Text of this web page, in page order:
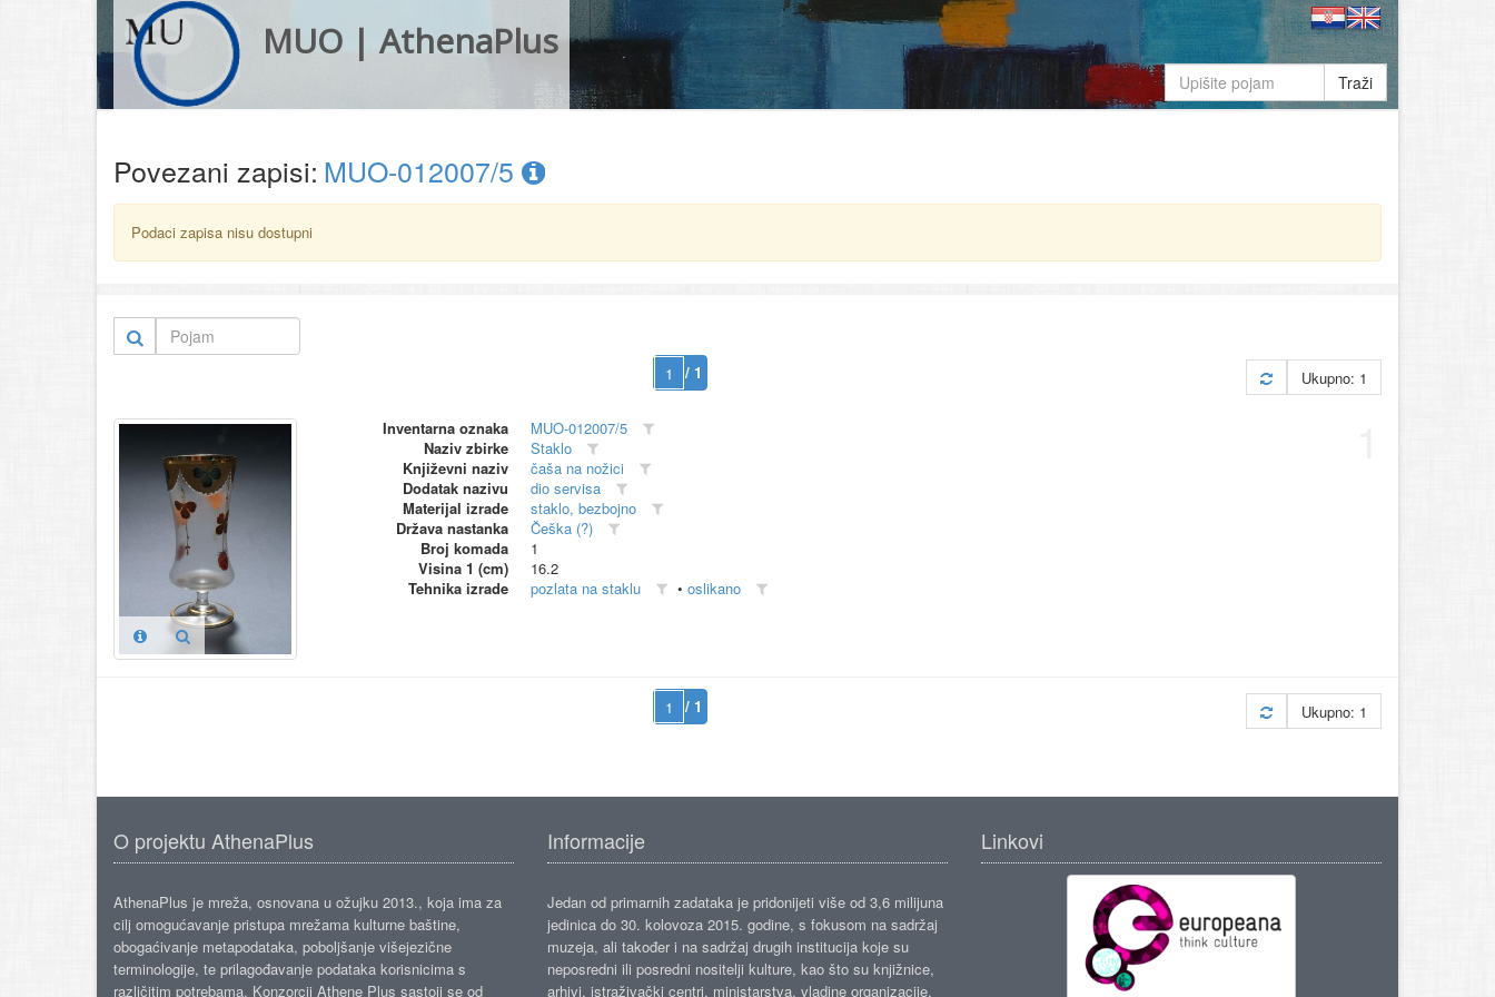
MUO | AthenaPlus
Traži
Povezani zapisi: MUO-012007/5
Podaci zapisa nisu dostupni
/ 1 Ukupno: 1
Inventarna oznaka
MUO-012007/5
Naziv zbirke
Staklo
Književni naziv
čaša na nožici
Dodatak nazivu
dio servisa
Materijal izrade
staklo, bezbojno
Država nastanka
Češka (?)
Broj komada
1
Visina 1 (cm)
16.2
Tehnika izrade
pozlata na staklu • oslikano
/ 1 Ukupno: 1
O projektu AthenaPlus
AthenaPlus je mreža, osnovana u ožujku 2013., koja ima za
cilj omogućavanje pristupa mrežama kulturne baštine,
obogaćivanje metapodataka, poboljšanje višejezične
terminologije, te prilagođavanje podataka korisnicima s
različitim potrebama. Konzorcij Athene Plus sastoji se od
Informacije
Jedan od primarnih zadataka je pridonijeti više od 3,6 milijuna
jedinica do 30. kolovoza 2015. godine, s fokusom na sadržaj
muzeja, ali također i na sadržaj drugih institucija koje su
neposredni ili posredni nositelji kulture, kao što su knjižnice,
arhivi, istraživački centri, ministarstva, vladine organizacije,
Linkovi